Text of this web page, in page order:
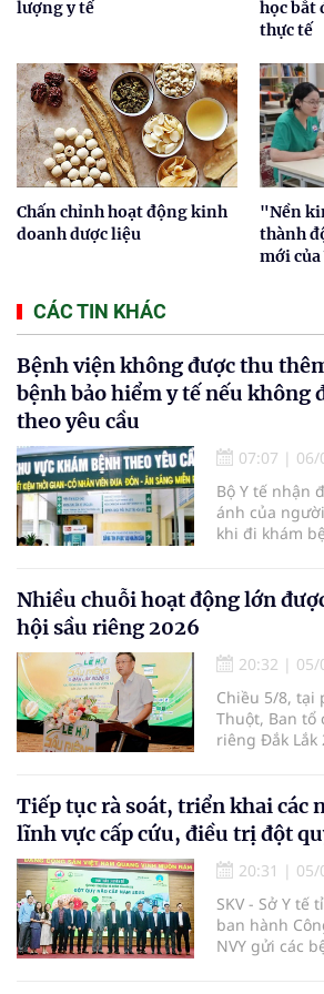
lượng y tế
học bắt
thực tế
Chấn chỉnh hoạt động kinh
doanh dược liệu
"Nền
thành
mới
CÁC TIN KHÁC
Bệnh viện không được thu
bệnh bảo hiểm y tế nếu không
theo yêu cầu
07:07 | 06/
Bộ Y tế nhận
ánh của
khi đi khám
bệnh, chữa
nhưng vẫn
phần cùng
Nhiều chuỗi hoạt động lớn
hội sầu riêng 2026
20:32 | 05/
Chiều 5/8, tại
Thuột, Ban tổ
riêng Đắk Lắk
hội Sầu riêng
chủ đề “Sầu
vươn xa”,
15/8/2026
phường
Pắc, phường
trồng sầu
Tiếp tục rà soát, triển khai các
lĩnh vực cấp cứu, điều trị đột
20:31 | 05/
SKV - Sở Y tế
ban hành
NVY gửi các